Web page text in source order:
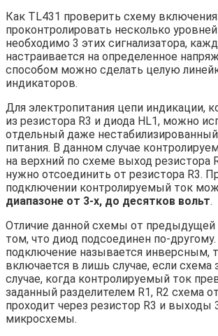
Как TL431 проверить схему
проконтролировать несколько
необходимо 3 этих сигнализатора,
настраивается на определенное
способом можно сделать целую
индикаторов.
Для электропитания цепи индикации,
из резистора R3 и диода HL1, можно
отдельный даже
питания. В данном случае
на верхний по схеме выход резистора
нужно отсоединить от резистора R3.
подключении контролируемый ток
диапазоне от 3-х, до десятков вольт.
Отличие данной схемы от предыдущей
том, что диод подсоединен по-
подключение называется инверсным,
включается в лишь случае, если схема
случае, когда контролируемый ток
заданный разделителем R1, R2 схема
проходит через резистор R3 и выходы
микросхемы.